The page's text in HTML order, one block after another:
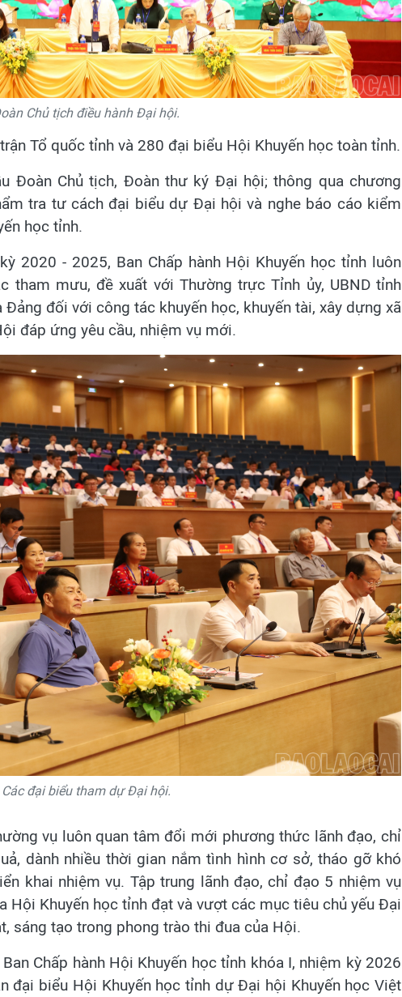
Chủ tịch điều hành Đại hội.
Tổ quốc tỉnh và 280 đại biểu Hội Khuyến học toàn tỉnh.
Đoàn Chủ tịch, Đoàn thư ký Đại hội; thông qua chương
tra tư cách đại biểu dự Đại hội và nghe báo cáo kiểm
học tỉnh.
2020 - 2025, Ban Chấp hành Hội Khuyến học tỉnh luôn
tham mưu, đề xuất với Thường trực Tỉnh ủy, UBND tỉnh
đối với công tác khuyến học, khuyến tài, xây dựng xã
đáp ứng yêu cầu, nhiệm vụ mới.
Các đại biểu tham dự Đại hội.
vụ luôn quan tâm đổi mới phương thức lãnh đạo, chỉ
dành nhiều thời gian nắm tình hình cơ sở, tháo gỡ khó
khai nhiệm vụ. Tập trung lãnh đạo, chỉ đạo 5 nhiệm vụ
Hội Khuyến học tỉnh đạt và vượt các mục tiêu chủ yếu Đại
sáng tạo trong phong trào thi đua của Hội.
Chấp hành Hội Khuyến học tỉnh khóa I, nhiệm kỳ 2026
đại biểu Hội Khuyến học tỉnh dự Đại hội Khuyến học Việt